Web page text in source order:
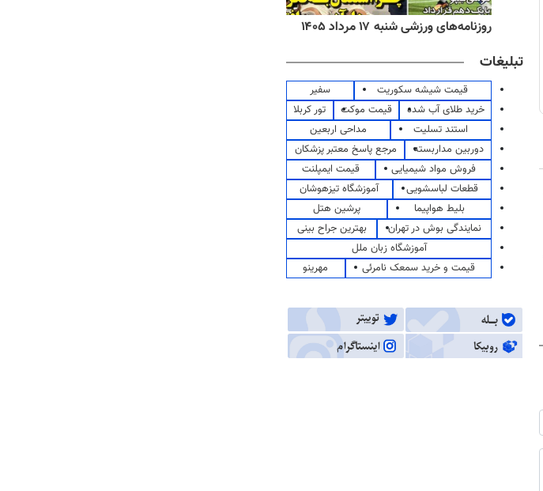
روزنامه‌های ورزشی شنبه ۱۷ مرداد ۱۴۰۵
تبلیغات
قیمت شیشه سکوریت
سفیر
خرید طلای آب شده
قیمت موکت
تور کربلا
استند تسلیت
مداحی اربعین
دوربین مداربسته
مرجع پاسخ معتبر پزشکان
فروش مواد شیمیایی
قیمت ایمپلنت
قطعات لباسشویی
آموزشگاه تیزهوشان
بلیط هواپیما
پرشین هتل
نمایندگی بوش در تهران
بهترین جراح بینی
آموزشگاه زبان ملل
قیمت و خرید سمعک نامرئی
مهرینو